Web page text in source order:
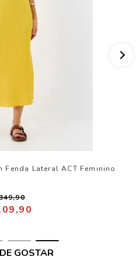
Lateral ACT Feminino
GOSTAR